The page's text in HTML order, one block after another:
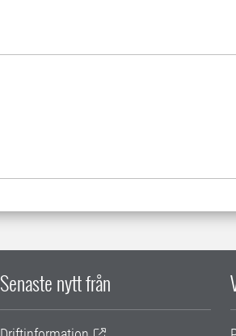
Senaste nytt från